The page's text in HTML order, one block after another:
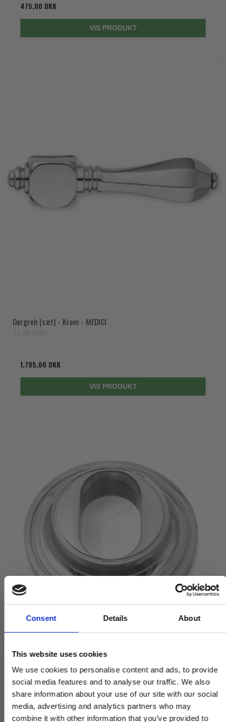
Consent Details About
This website uses cookies
We use cookies to personalise content and ads, to provide
social media features and to analyse our traffic. We also
share information about your use of our site with our social
media, advertising and analytics partners who may
combine it with other information that you’ve provided to
475,00 DKK
VIS PRODUKT
Dørgreb (sæt) - Krom - MEDICI
1.795,00 DKK
VIS PRODUKT
Cylinderring - udvendig - Blank Nikkel - 21 mm
SJ.12-045.N